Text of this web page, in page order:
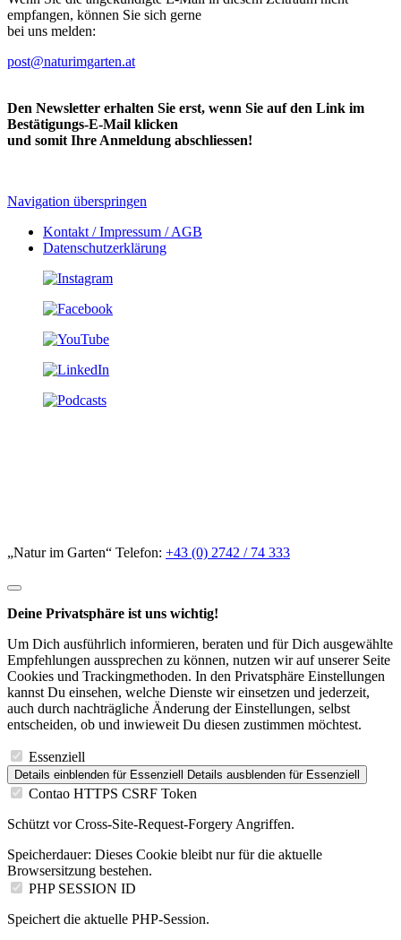
empfangen, können Sie sich gerne
bei uns melden:
post@naturimgarten.at
Den Newsletter erhalten Sie erst, wenn Sie auf den Link im
Bestätigungs-E-Mail klicken
und somit Ihre Anmeldung abschliessen!
Navigation überspringen
Kontakt / Impressum / AGB
Datenschutzerklärung
„Natur im Garten“ Telefon: +43 (0) 2742 / 74 333
Deine Privatsphäre ist uns wichtig!
Um Dich ausführlich informieren, beraten und für Dich ausgewählte
Empfehlungen aussprechen zu können, nutzen wir auf unserer Seite
Cookies und Trackingmethoden. In den Privatsphäre Einstellungen
kannst Du einsehen, welche Dienste wir einsetzen und jederzeit,
auch durch nachträgliche Änderung der Einstellungen, selbst
entscheiden, ob und inwieweit Du diesen zustimmen möchtest.
Essenziell
Details einblenden für Essenziell Details ausblenden für Essenziell
Contao HTTPS CSRF Token
Schützt vor Cross-Site-Request-Forgery Angriffen.
Speicherdauer: Dieses Cookie bleibt nur für die aktuelle
Browsersitzung bestehen.
PHP SESSION ID
Speichert die aktuelle PHP-Session.